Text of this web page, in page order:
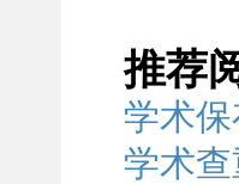
推荐
学术
学术